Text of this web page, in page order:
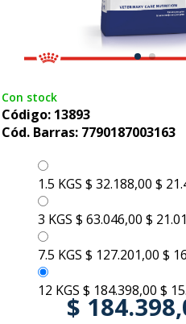
Con stock
Código: 13893
Cód. Barras: 7790187003163
1.5 KGS $ 32.188,00 $
3 KGS $ 63.046,00 $
7.5 KGS $ 127.201,00 $
12 KGS $ 184.398,00 $
$